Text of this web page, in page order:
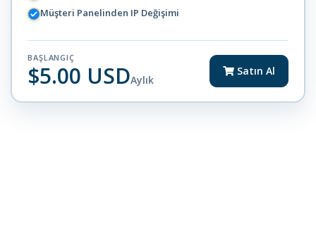
Müşteri Panelinden IP Değişimi
BAŞLANGIÇ
$5.00 USDAylık
Satın Al